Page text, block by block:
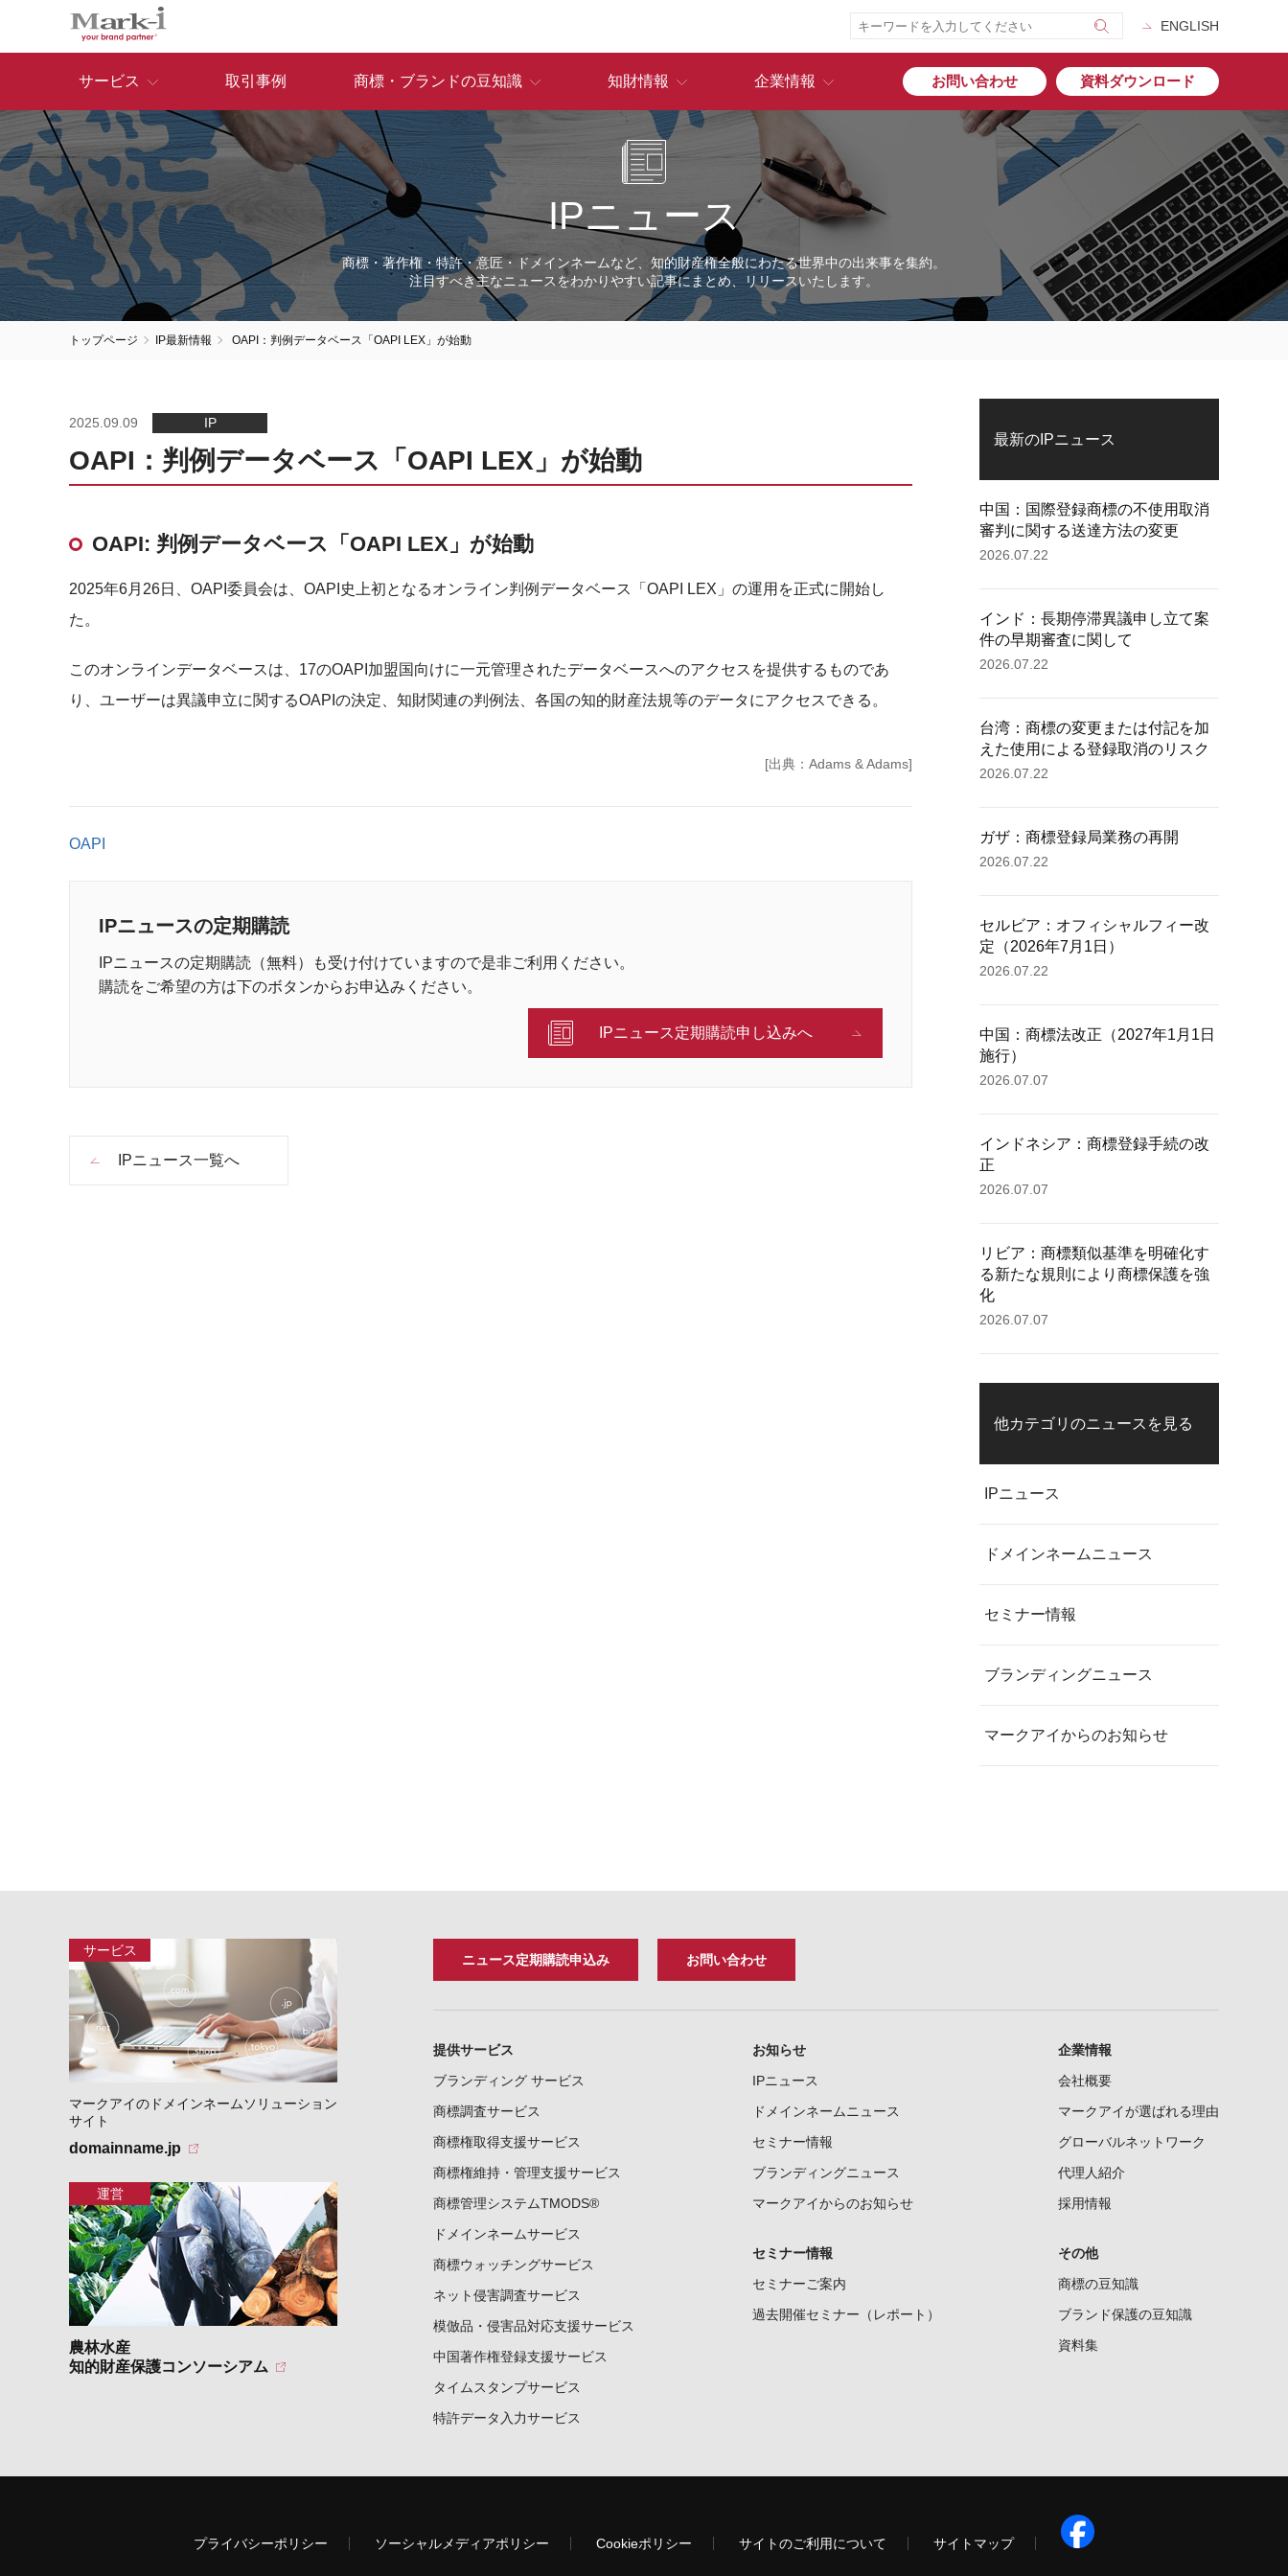
サービス 取引事例 商標・ブランドの豆知識 知財情報 企業情報 お問い合わせ 資料ダウンロード
ENGLISH
IPニュース
商標・著作権・特許・意匠・ドメインネームなど、知的財産権全般にわたる世界中の出来事を集約。
注目すべき主なニュースをわかりやすい記事にまとめ、リリースいたします。
トップページ IP最新情報 OAPI：判例データベース「OAPI LEX」が始動
2025.09.09 IP
OAPI：判例データベース「OAPI LEX」が始動
OAPI: 判例データベース「OAPI LEX」が始動
2025年6月26日、OAPI委員会は、OAPI史上初となるオンライン判例データベース「OAPI LEX」の運用を正式に開始し
た。
このオンラインデータベースは、17のOAPI加盟国向けに一元管理されたデータベースへのアクセスを提供するものであ
り、ユーザーは異議申立に関するOAPIの決定、知財関連の判例法、各国の知的財産法規等のデータにアクセスできる。
[出典：Adams & Adams]
OAPI
IPニュースの定期購読
IPニュースの定期購読（無料）も受け付けていますので是非ご利用ください。
購読をご希望の方は下のボタンからお申込みください。
IPニュース定期購読申し込みへ
IPニュース一覧へ
最新のIPニュース
中国：国際登録商標の不使用取消
審判に関する送達方法の変更
2026.07.22
インド：長期停滞異議申し立て案
件の早期審査に関して
2026.07.22
台湾：商標の変更または付記を加
えた使用による登録取消のリスク
2026.07.22
ガザ：商標登録局業務の再開
2026.07.22
セルビア：オフィシャルフィー改
定（2026年7月1日）
2026.07.22
中国：商標法改正（2027年1月1日
施行）
2026.07.07
インドネシア：商標登録手続の改
正
2026.07.07
リビア：商標類似基準を明確化す
る新たな規則により商標保護を強
化
2026.07.07
他カテゴリのニュースを見る
IPニュース
ドメインネームニュース
セミナー情報
ブランディングニュース
マークアイからのお知らせ
マークアイのドメインネームソリューション
サイト
domainname.jp
農林水産
知的財産保護コンソーシアム
ニュース定期購読申込み お問い合わせ
提供サービス
ブランディング サービス
商標調査サービス
商標権取得支援サービス
商標権維持・管理支援サービス
商標管理システムTMODS®
ドメインネームサービス
商標ウォッチングサービス
ネット侵害調査サービス
模倣品・侵害品対応支援サービス
中国著作権登録支援サービス
タイムスタンプサービス
特許データ入力サービス
お知らせ
IPニュース
ドメインネームニュース
セミナー情報
ブランディングニュース
マークアイからのお知らせ
セミナー情報
セミナーご案内
過去開催セミナー（レポート）
企業情報
会社概要
マークアイが選ばれる理由
グローバルネットワーク
代理人紹介
採用情報
その他
商標の豆知識
ブランド保護の豆知識
資料集
プライバシーポリシー ソーシャルメディアポリシー Cookieポリシー サイトのご利用について サイトマップ